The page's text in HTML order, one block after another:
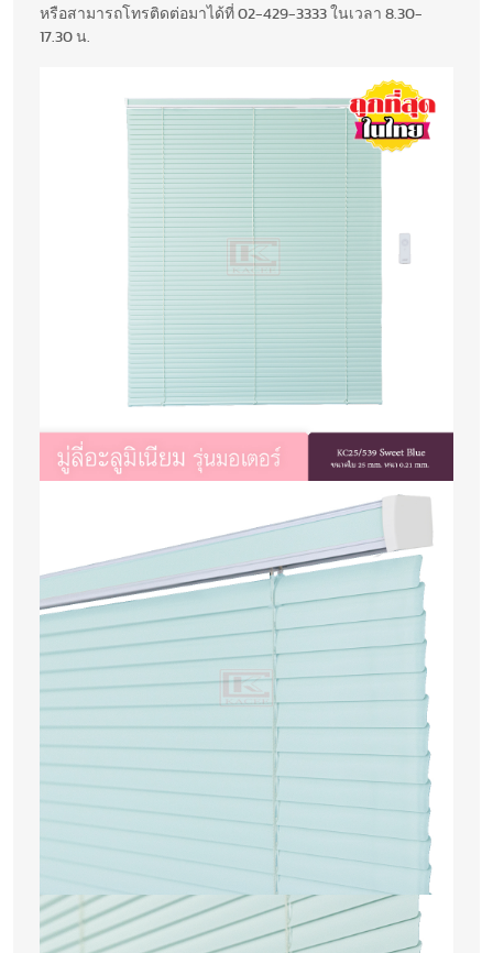
หรือสามารถโทรติดต่อมาได้ที่ 02-429-3333 ในเวลา 8.30-
17.30 น.